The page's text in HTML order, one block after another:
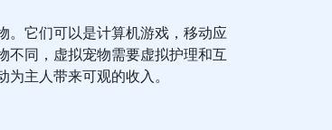
。它们可以是计算机游戏，移动应
不同，虚拟宠物需要虚拟护理和互
主人带来可观的收入。